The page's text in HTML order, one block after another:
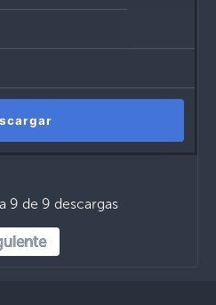
9 de 9 descargas